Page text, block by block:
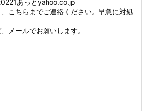
あっとyahoo.co.jp
こちらまでご連絡ください。早急に対処
メールでお願いします。